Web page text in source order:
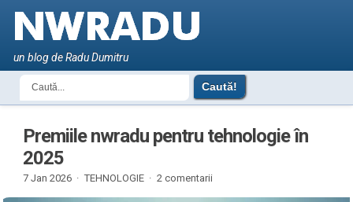
un blog de Radu Dumitru
Premiile nwradu pentru tehnologie în
2025
7 Jan 2026 · TEHNOLOGIE · 2 comentarii